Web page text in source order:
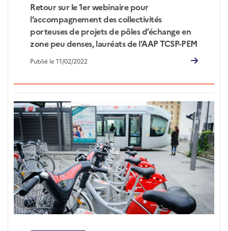
Retour sur le 1er webinaire pour
l’accompagnement des collectivités
porteuses de projets de pôles d’échange en
zone peu denses, lauréats de l’AAP TCSP-PEM
Publié le 11/02/2022